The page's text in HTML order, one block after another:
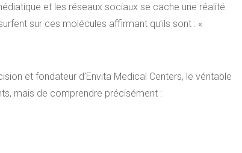
et les réseaux sociaux se cache une réalité
sur ces molécules affirmant qu’ils sont : «
et fondateur d’Envita Medical Centers, le véritable
mais de comprendre précisément :